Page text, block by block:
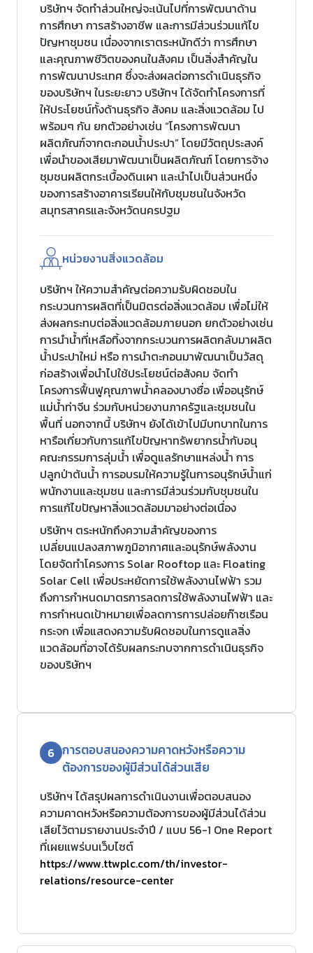
บริษัทฯ จัดทำส่วนใหญ่จะเน้นไปที่การพัฒนาด้าน
การศึกษา การสร้างอาชีพ และการมีส่วนร่วมแก้ไข
ปัญหาชุมชน เนื่องจากเราตระหนักดีว่า การศึกษา
และคุณภาพชีวิตของคนในสังคม เป็นสิ่งสำคัญใน
การพัฒนาประเทศ ซึ่งจะส่งผลต่อการดำเนินธุรกิจ
ของบริษัทฯ ในระยะยาว บริษัทฯ ได้จัดทำโครงการที่
ให้ประโยชน์ทั้งด้านธุรกิจ สังคม และสิ่งแวดล้อม ไป
พร้อมๆ กัน ยกตัวอย่างเช่น “โครงการพัฒนา
ผลิตภัณฑ์จากตะกอนน้ำประปา” โดยมีวัตถุประสงค์
เพื่อนำของเสียมาพัฒนาเป็นผลิตภัณฑ์ โดยการจ้าง
ชุมชนผลิตกระเบื้องดินเผา และนำไปเป็นส่วนหนึ่ง
ของการสร้างอาคารเรียนให้กับชุมชนในจังหวัด
สมุทรสาครและจังหวัดนครปฐม
หน่วยงานสิ่งแวดล้อม
บริษัทฯ ให้ความสำคัญต่อความรับผิดชอบใน
กระบวนการผลิตที่เป็นมิตรต่อสิ่งแวดล้อม เพื่อไม่ให้
ส่งผลกระทบต่อสิ่งแวดล้อมภายนอก ยกตัวอย่างเช่น
การนำน้ำที่เหลือทิ้งจากกระบวนการผลิตกลับมาผลิต
น้ำประปาใหม่ หรือ การนำตะกอนมาพัฒนาเป็นวัสดุ
ก่อสร้างเพื่อนำไปใช้ประโยชน์ต่อสังคม จัดทำ
โครงการฟื้นฟูคุณภาพน้ำคลองบางซื่อ เพื่ออนุรักษ์
แม่น้ำท่าจีน ร่วมกับหน่วยงานภาครัฐและชุมชนใน
พื้นที่ นอกจากนี้ บริษัทฯ ยังได้เข้าไปมีบทบาทในการ
หารือเกี่ยวกับการแก้ไขปัญหาทรัพยากรน้ำกับอนุ
คณะกรรมการลุ่มน้ำ เพื่อดูแลรักษาแหล่งน้ำ การ
ปลูกป่าต้นน้ำ การอบรมให้ความรู้ในการอนุรักษ์น้ำแก่
พนักงานและชุมชน และการมีส่วนร่วมกับชุมชนใน
การแก้ไขปัญหาสิ่งแวดล้อมมาอย่างต่อเนื่อง
บริษัทฯ ตระหนักถึงความสำคัญของการ
เปลี่ยนแปลงสภาพภูมิอากาศและอนุรักษ์พลังงาน
โดยจัดทำโครงการ Solar Rooftop และ Floating
Solar Cell เพื่อประหยัดการใช้พลังงานไฟฟ้า รวม
ถึงการกำหนดมาตรการลดการใช้พลังงานไฟฟ้า และ
การกำหนดเป้าหมายเพื่อลดการการปล่อยก๊าซเรือน
กระจก เพื่อแสดงความรับผิดชอบในการดูแลสิ่ง
แวดล้อมที่อาจได้รับผลกระทบจากการดำเนินธุรกิจ
ของบริษัทฯ
6 การตอบสนองความคาดหวังหรือความ
ต้องการของผู้มีส่วนได้ส่วนเสีย
บริษัทฯ ได้สรุปผลการดำเนินงานเพื่อตอบสนอง
ความคาดหวังหรือความต้องการของผู้มีส่วนได้ส่วน
เสียไว้ตามรายงานประจำปี / แบบ 56-1 One Report
ที่เผยแพร่บนเว็บไซต์
https://www.ttwplc.com/th/investor-
relations/resource-center